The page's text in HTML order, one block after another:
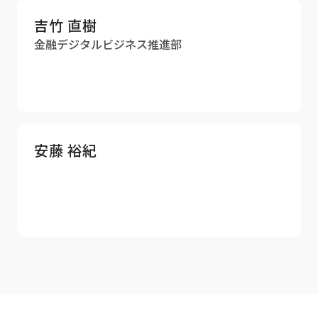
吉竹 直樹
金融デジタルビジネス推進部
安藤 裕紀